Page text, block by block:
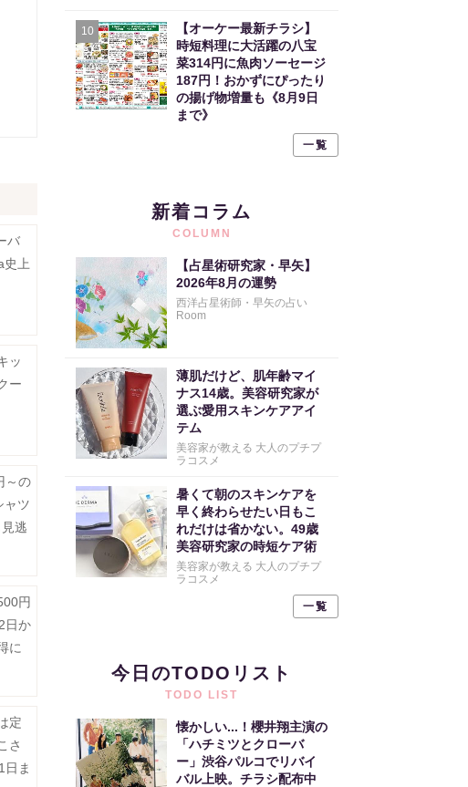
バ
史上
ッ
ー
～の
ャツ
逃
円
日か
に
定
さ
日ま
10
【オーケー最新チラシ】
時短料理に大活躍の八宝
菜314円に魚肉ソーセージ
187円！おかずにぴったり
の揚げ物増量も《8月9日
まで》
一覧
新着コラム
COLUMN
【占星術研究家・早矢】
2026年8月の運勢
西洋占星術師・早矢の占い
Room
薄肌だけど、肌年齢マイ
ナス14歳。美容研究家が
選ぶ愛用スキンケアアイ
テム
美容家が教える 大人のプチプ
ラコスメ
暑くて朝のスキンケアを
早く終わらせたい日もこ
れだけは省かない。49歳
美容研究家の時短ケア術
美容家が教える 大人のプチプ
ラコスメ
一覧
今日のTODOリスト
TODO LIST
懐かしい...！櫻井翔主演の
「ハチミツとクローバ
ー」渋谷パルコでリバイ
バル上映。チラシ配布中